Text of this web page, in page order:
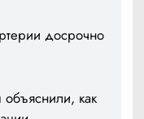
досрочно
объяснили, как